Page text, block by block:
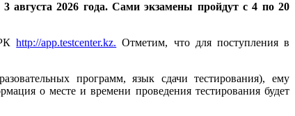
3 августа 2026 года.Сами экзамены пройдут с 4 по 20
РКhttp://app.testcenter.kz. Отметим, что для поступления в
программ, язык сдачи тестирования), ему
о месте и времени проведения тестирования будет